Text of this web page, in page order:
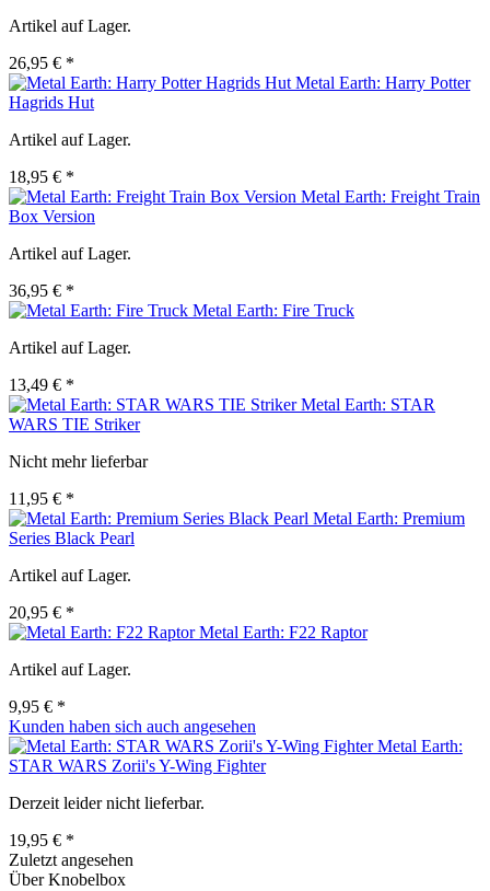
Artikel auf Lager.
26,95 € *
Metal Earth: Harry Potter
Hagrids Hut
Artikel auf Lager.
18,95 € *
Metal Earth: Freight Train
Box Version
Artikel auf Lager.
36,95 € *
Metal Earth: Fire Truck
Artikel auf Lager.
13,49 € *
Metal Earth: STAR
WARS TIE Striker
Nicht mehr lieferbar
11,95 € *
Metal Earth: Premium
Series Black Pearl
Artikel auf Lager.
20,95 € *
Metal Earth: F22 Raptor
Artikel auf Lager.
9,95 € *
Kunden haben sich auch angesehen
Metal Earth:
STAR WARS Zorii's Y-Wing Fighter
Derzeit leider nicht lieferbar.
19,95 € *
Zuletzt angesehen
Über Knobelbox